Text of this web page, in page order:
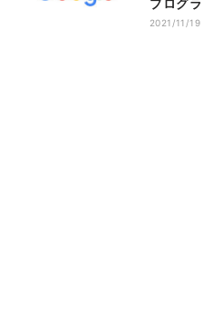
プログ
2021/11/19